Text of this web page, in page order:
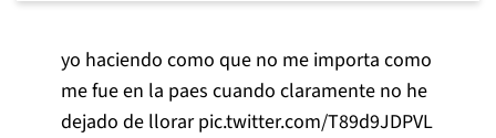
yo haciendo como que no me importa como
me fue en la paes cuando claramente no he
dejado de llorarpic.twitter.com/T89d9JDPVL